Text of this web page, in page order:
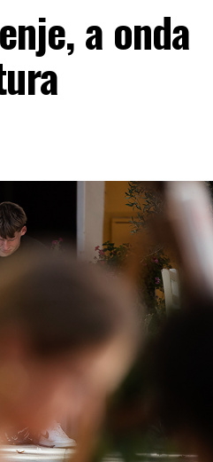
a onda